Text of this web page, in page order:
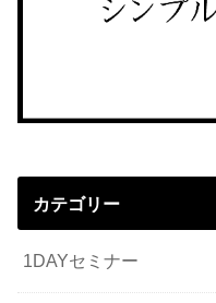
カテゴリー
1DAYセミナー